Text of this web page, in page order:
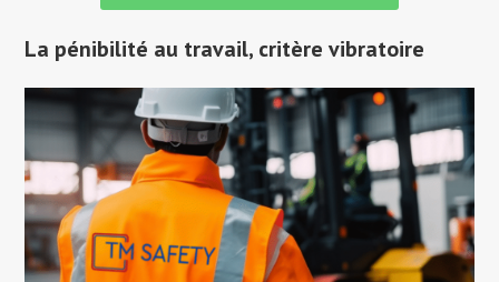
La pénibilité au travail, critère vibratoire